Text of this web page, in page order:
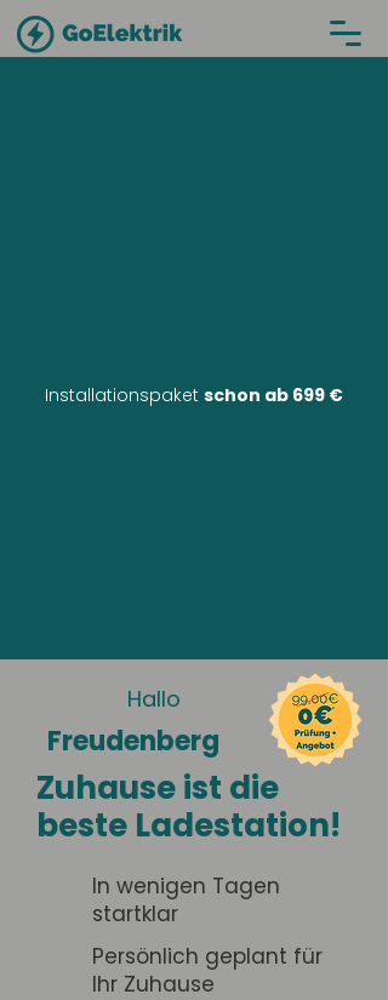
Installationspaket schon ab 699 €
Hallo
Freudenberg
Zuhause ist die
beste Ladestation!
In wenigen Tagen
startklar
Persönlich geplant für
Ihr Zuhause